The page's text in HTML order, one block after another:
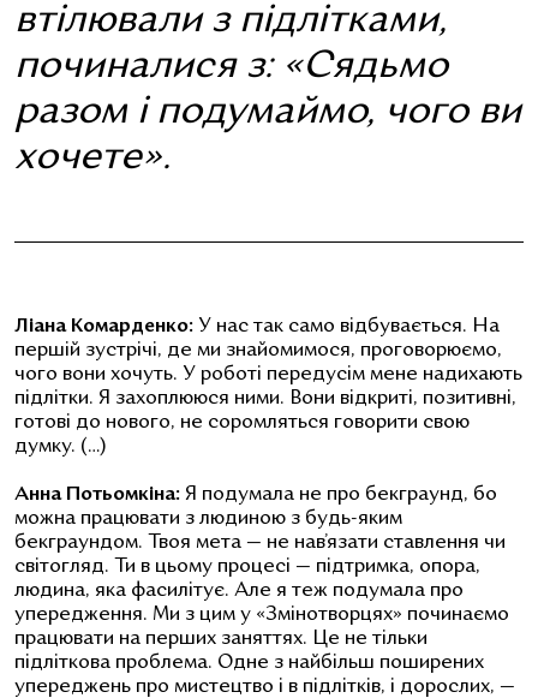
втілювали з підлітками,
починалися з: «Сядьмо
разом і подумаймо, чого ви
хочете».
Ліана Комарденко: У нас так само відбувається. На
першій зустрічі, де ми знайомимося, проговорюємо,
чого вони хочуть. У роботі передусім мене надихають
підлітки. Я захоплююся ними. Вони відкриті, позитивні,
готові до нового, не соромляться говорити свою
думку. (…)
Анна Потьомкіна: Я подумала не про бекграунд, бо
можна працювати з людиною з будь-яким
бекграундом. Твоя мета — не нав’язати ставлення чи
світогляд. Ти в цьому процесі — підтримка, опора,
людина, яка фасилітує. Але я теж подумала про
упередження. Ми з цим у «Змінотворцях» починаємо
працювати на перших заняттях. Це не тільки
підліткова проблема. Одне з найбільш поширених
упереджень про мистецтво і в підлітків, і дорослих, —